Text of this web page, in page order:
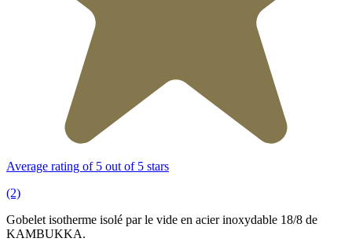
Average rating of 5 out of 5 stars
(2)
Gobelet isotherme isolé par le vide en acier inoxydable 18/8 de
KAMBUKKA.